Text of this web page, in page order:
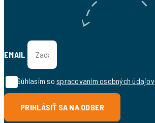
EMAIL
Súhlasím so spracovaním osobných údajov
PRIHLÁSIŤ SA NA ODBER